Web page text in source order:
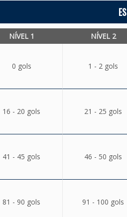
NÍVEL 1 NÍVEL 2
0 gols 1 - 2 gols
16 - 20 gols 21 - 25 gols
41 - 45 gols 46 - 50 gols
81 - 90 gols 91 - 100 gols